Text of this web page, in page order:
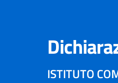
ISTITUTO